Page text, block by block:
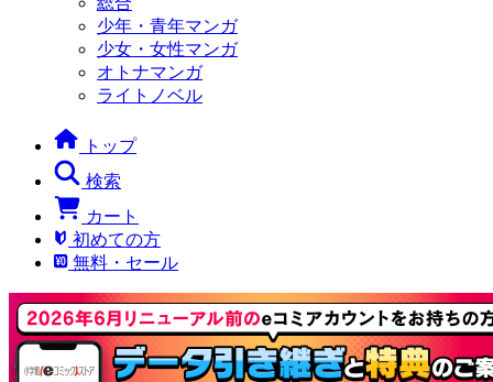
少年・青年マンガ
少女・女性マンガ
オトナマンガ
ライトノベル
トップ
検索
カート
初めての方
無料・セール